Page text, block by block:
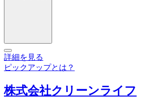
詳細を見る
ピックアップとは？
株式会社クリーンライフ